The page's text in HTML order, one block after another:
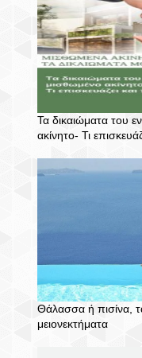
Τα δικαιώματα του
ακίνητο- Τι
Θάλασσα ή πισίνα,
μειονεκτήματα